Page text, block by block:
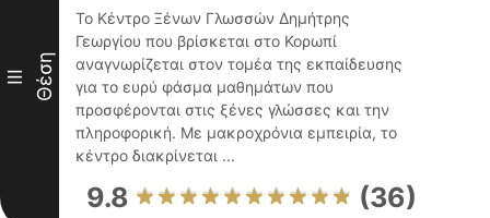
III Θέση
Το Κέντρο Ξένων Γλωσσών Δημήτρης
Γεωργίου που βρίσκεται στο Κορωπί
αναγνωρίζεται στον τομέα της εκπαίδευσης
για το ευρύ φάσμα μαθημάτων που
προσφέρονται στις ξένες γλώσσες και την
πληροφορική. Με μακροχρόνια εμπειρία, το
κέντρο διακρίνεται ...
9.8 (36)